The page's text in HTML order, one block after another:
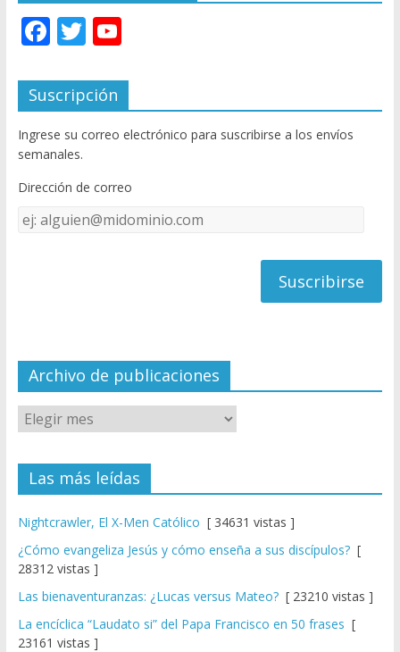
F
e
b
o
o
k
T
itt
er
Y
u
T
u
e
C
el
Suscripción
Ingrese su correo electrónico para suscribirse a los envíos
semanales.
Dirección de correo
Dirección
de
Archivo de publicaciones
Las más leídas
Nightcrawler, El X-Men Católico [ 34631 vistas ]
¿Cómo evangeliza Jesús y cómo enseña a sus discípulos?[
28312 vistas ]
Las bienaventuranzas: ¿Lucas versus Mateo?[ 23210 vistas ]
La encíclica “Laudato si” del Papa Francisco en 50 frases [
23161 vistas ]